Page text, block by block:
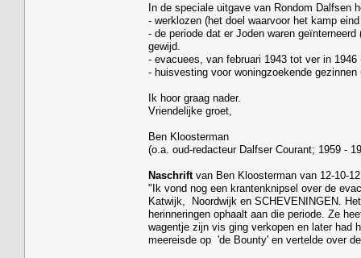
In de speciale uitgave van Rondom Dalfsen
- werklozen (het doel waarvoor het kamp
- de periode dat er Joden waren
gewijd.
- evacuees, van februari 1943 tot ver in 1946
- huisvesting voor woningzoekende gezinnen
Ik hoor graag nader.
Vriendelijke groet,
Ben Kloosterman
(o.a. oud-redacteur Dalfser Courant; 1959 -
Naschriftvan Ben Kloosterman van 12-10-
"Ik vond nog een krantenknipsel over de
Katwijk, Noordwijk en SCHEVENINGEN.
herinneringen ophaalt aan die periode. Ze
wagentje zijn vis ging verkopen en later had
meereisde op 'de Bounty' en vertelde over